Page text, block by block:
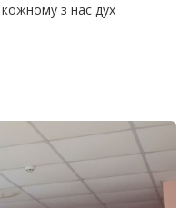
з нас дух